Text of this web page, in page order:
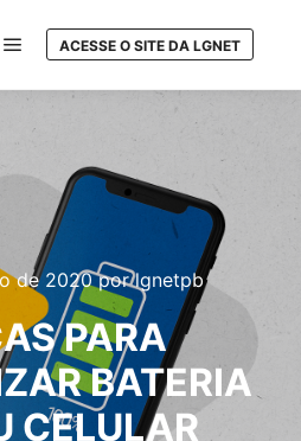
ACESSE O SITE DA LGNET
de 2020porlgnetpb
PARA
BATERIA
CELULAR